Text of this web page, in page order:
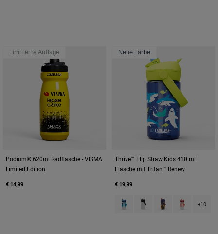
Limitierte Auflage
Podium® 620ml Radflasche - VISMA
Limited Edition
€ 14,99
Neue Farbe
Thrive™ Flip Straw Kids 410 ml
Flasche mit Tritan™ Renew
€ 19,99
Product swatch type of Blue
Product swatch type of
Product swatch
Product
+10